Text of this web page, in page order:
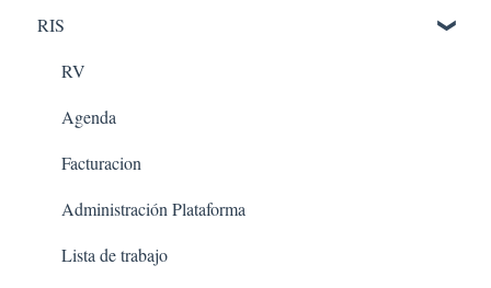
AQUILA IN THE CLOUD
PACS
RIS
RV
Agenda
Facturacion
Administración Plataforma
Lista de trabajo